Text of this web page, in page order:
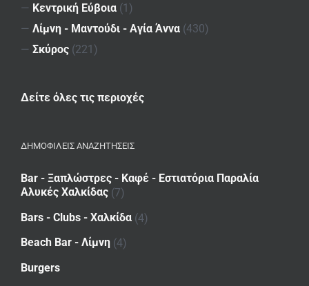
— Κεντρική Εύβοια (1)
— Λίμνη - Μαντούδι - Αγία Άννα (430)
— Σκύρος (221)
Δείτε όλες τις περιοχές
ΔΗΜΟΦΙΛΕΙΣ ΑΝΑΖΗΤΗΣΕΙΣ
Bar - Ξαπλώστρες - Καφέ - Εστιατόρια Παραλία
Αλυκές Χαλκίδας (7)
Bars - Clubs - Χαλκίδα (4)
Beach Bar - Λίμνη (4)
Burgers